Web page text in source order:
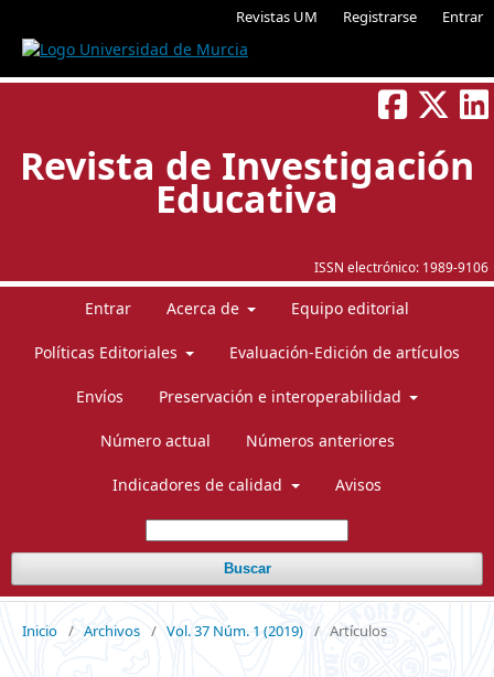
Revistas UM Registrarse Entrar
ISSN electrónico: 1989-9106
Revista de Investigación
Educativa
Entrar Acerca de Equipo editorial
Políticas Editoriales Evaluación-Edición de artículos
Envíos Preservación e interoperabilidad
Número actual Números anteriores
Indicadores de calidad Avisos
Buscar
Inicio / Archivos / Vol. 37 Núm. 1 (2019) / Artículos